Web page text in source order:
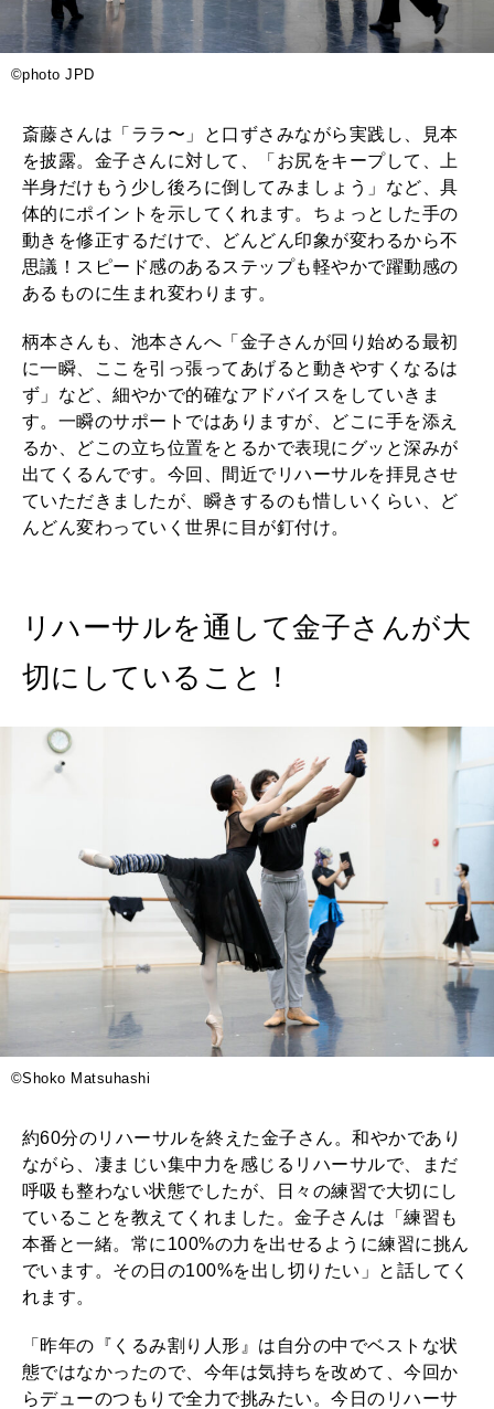
©️photo JPD
斎藤さんは「ララ〜」と口ずさみながら実践し、見本
を披露。金子さんに対して、「お尻をキープして、上
半身だけもう少し後ろに倒してみましょう」など、具
体的にポイントを示してくれます。ちょっとした手の
動きを修正するだけで、どんどん印象が変わるから不
思議！スピード感のあるステップも軽やかで躍動感の
あるものに生まれ変わります。
柄本さんも、池本さんへ「金子さんが回り始める最初
に一瞬、ここを引っ張ってあげると動きやすくなるは
ず」など、細やかで的確なアドバイスをしていきま
す。一瞬のサポートではありますが、どこに手を添え
るか、どこの立ち位置をとるかで表現にグッと深みが
出てくるんです。今回、間近でリハーサルを拝見させ
ていただきましたが、瞬きするのも惜しいくらい、ど
んどん変わっていく世界に目が釘付け。
リハーサルを通して金子さんが大
切にしていること！
©️Shoko Matsuhashi
約60分のリハーサルを終えた金子さん。和やかであり
ながら、凄まじい集中力を感じるリハーサルで、まだ
呼吸も整わない状態でしたが、日々の練習で大切にし
ていることを教えてくれました。金子さんは「練習も
本番と一緒。常に100%の力を出せるように練習に挑ん
でいます。その日の100%を出し切りたい」と話してく
れます。
「昨年の『くるみ割り人形』は自分の中でベストな状
態ではなかったので、今年は気持ちを改めて、今回か
らデューのつもりで全力で挑みたい。今日のリハーサ